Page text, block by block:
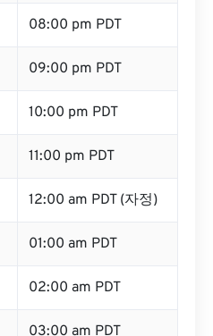
08:00 pm PDT
09:00 pm PDT
10:00 pm PDT
11:00 pm PDT
12:00 am PDT (자정)
01:00 am PDT
02:00 am PDT
03:00 am PDT